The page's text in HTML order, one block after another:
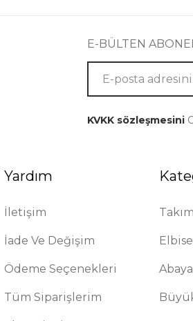
E-BÜLTEN
KVKK sözleşmesini
Yardım
İletişim
İade Ve Değişim
Ödeme Seçenekleri
Tüm Siparişlerim
Takım
Elbise
Abaya